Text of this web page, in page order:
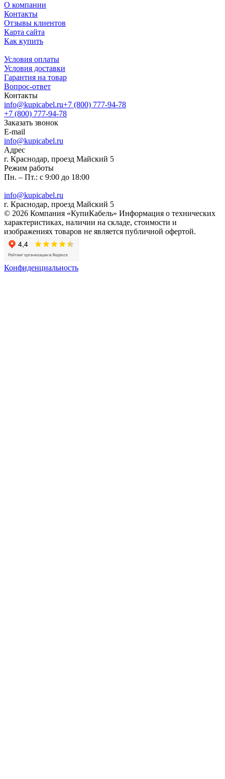
О компании
Контакты
Отзывы клиентов
Карта сайта
Как купить
Условия оплаты
Условия доставки
Гарантия на товар
Вопрос-ответ
Контакты
info@kupicabel.ru+7 (800) 777-94-78
+7 (800) 777-94-78
Заказать звонок
E-mail
info@kupicabel.ru
Адрес
г. Краснодар, проезд Майский 5
Режим работы
Пн. – Пт.: с 9:00 до 18:00
info@kupicabel.ru
г. Краснодар, проезд Майский 5
© 2026 Компания «КупиКабель» Информация о технических
характеристиках, наличии на складе, стоимости и
изображениях товаров не является публичной офертой.
Конфиденциальность